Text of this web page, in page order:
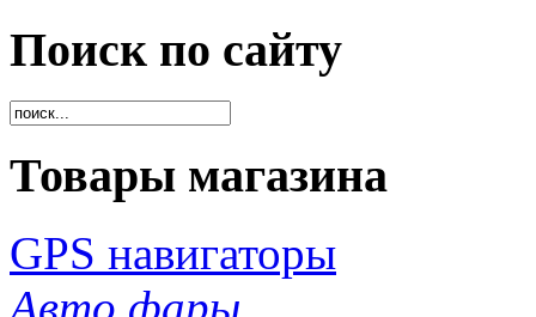
Поиск по сайту
Товары магазина
GPS навигаторы